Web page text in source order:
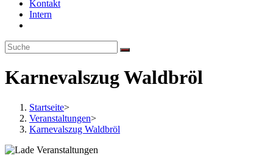
Kontakt
Intern
search
Karnevalszug Waldbröl
Startseite>
Veranstaltungen>
Karnevalszug Waldbröl